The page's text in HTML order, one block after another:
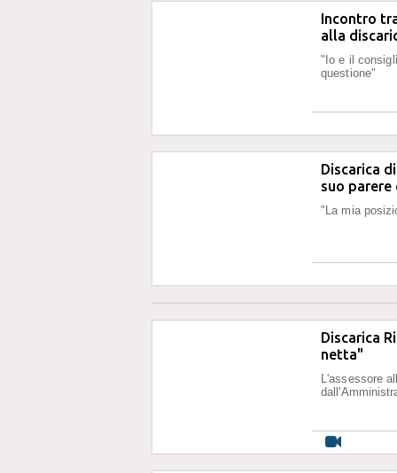
Incontro
alla
"Io e il
questione"
Discarica
suo
"La mia
Discarica
netta"
L'assessore